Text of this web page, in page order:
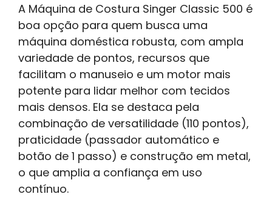
A Máquina de Costura Singer Classic 500 é
boa opção para quem busca uma
máquina doméstica robusta, com ampla
variedade de pontos, recursos que
facilitam o manuseio e um motor mais
potente para lidar melhor com tecidos
mais densos. Ela se destaca pela
combinação de versatilidade (110 pontos),
praticidade (passador automático e
botão de 1 passo) e construção em metal,
o que amplia a confiança em uso
contínuo.